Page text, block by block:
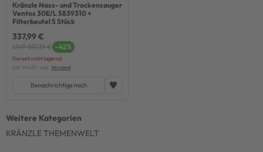
Kränzle Nass- und Trockensauger
Ventos 30E/L 5839310 +
Filterbeutel 5 Stück
337,99 €
UVP 591,19 € -42%
Derzeit nicht lagernd
inkl. MwSt. zzgl. Versand
Benachrichtige mich
KRÄNZLE THEMENWELT